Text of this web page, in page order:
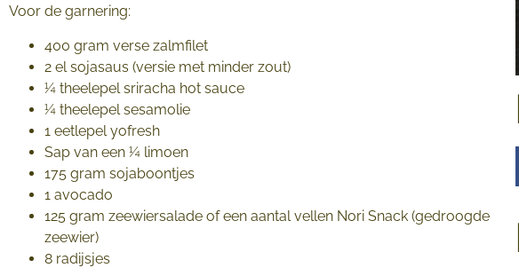
Voor de garnering:
400 gram verse zalmfilet
2 el sojasaus (versie met minder zout)
¼ theelepel sriracha hot sauce
¼ theelepel sesamolie
1 eetlepel yofresh
Sap van een ¼ limoen
175 gram sojaboontjes
1 avocado
125 gram zeewiersalade of een aantal vellen Nori Snack (gedroogde
zeewier)
8 radijsjes